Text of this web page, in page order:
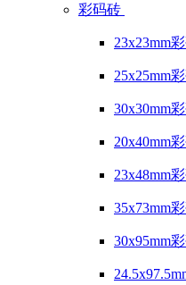
彩码砖
23x23mm
25x25mm
30x30mm
20x40mm
23x48mm
35x73mm
30x95mm